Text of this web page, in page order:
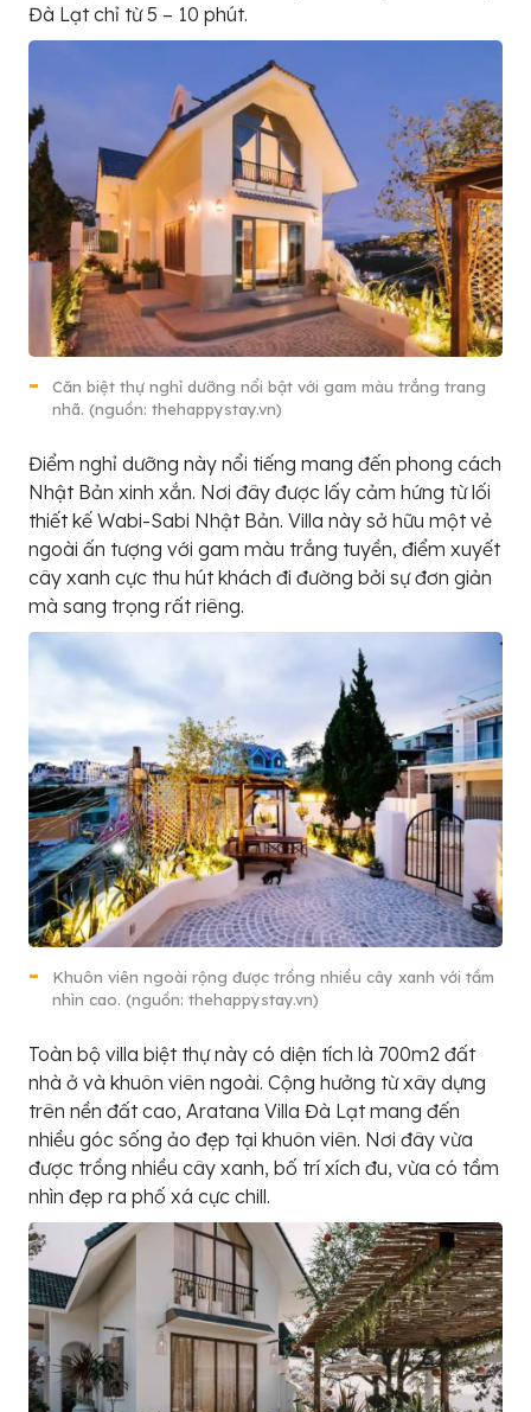
Đà Lạt chỉ từ 5 – 10 phút.
Căn biệt thự nghỉ dưỡng nổi bật với gam màu trắng trang
nhã. (nguồn: thehappystay.vn)
Điểm nghỉ dưỡng này nổi tiếng mang đến phong cách
Nhật Bản xinh xắn. Nơi đây được lấy cảm hứng từ lối
thiết kế Wabi-Sabi Nhật Bản. Villa này sở hữu một vẻ
ngoài ấn tượng với gam màu trắng tuyền, điểm xuyết
cây xanh cực thu hút khách đi đường bởi sự đơn giản
mà sang trọng rất riêng.
Khuôn viên ngoài rộng được trồng nhiều cây xanh với tầm
nhìn cao. (nguồn: thehappystay.vn)
Toàn bộ villa biệt thự này có diện tích là 700m2 đất
nhà ở và khuôn viên ngoài. Cộng hưởng từ xây dựng
trên nền đất cao, Aratana Villa Đà Lạt mang đến
nhiều góc sống ảo đẹp tại khuôn viên. Nơi đây vừa
được trồng nhiều cây xanh, bố trí xích đu, vừa có tầm
nhìn đẹp ra phố xá cực chill.